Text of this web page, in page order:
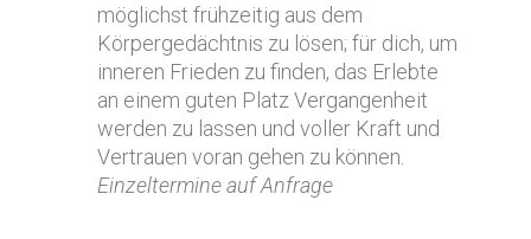
möglichst frühzeitig aus dem
Körpergedächtnis zu lösen; für dich, um
inneren Frieden zu finden, das Erlebte
an einem guten Platz Vergangenheit
werden zu lassen und voller Kraft und
Vertrauen voran gehen zu können.
Einzeltermine auf Anfrage